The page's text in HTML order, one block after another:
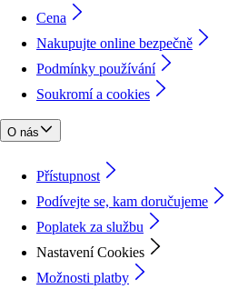
Cena
Nakupujte online bezpečně
Podmínky používání
Soukromí a cookies
O nás
Přístupnost
Podívejte se, kam doručujeme
Poplatek za službu
Nastavení Cookies
Možnosti platby